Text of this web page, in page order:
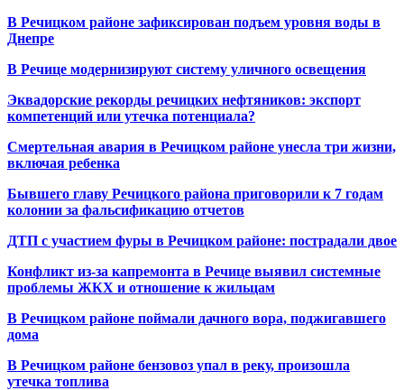
В Речицком районе зафиксирован подъем уровня воды в
Днепре
В Речице модернизируют систему уличного освещения
Эквадорские рекорды речицких нефтяников: экспорт
компетенций или утечка потенциала?
Смертельная авария в Речицком районе унесла три жизни,
включая ребенка
Бывшего главу Речицкого района приговорили к 7 годам
колонии за фальсификацию отчетов
ДТП с участием фуры в Речицком районе: пострадали двое
Конфликт из-за капремонта в Речице выявил системные
проблемы ЖКХ и отношение к жильцам
В Речицком районе поймали дачного вора, поджигавшего
дома
В Речицком районе бензовоз упал в реку, произошла
утечка топлива